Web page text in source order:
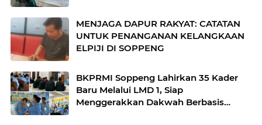
MENJAGA DAPUR RAKYAT: CATATAN
UNTUK PENANGANAN KELANGKAAN
ELPIJI DI SOPPENG
BKPRMI Soppeng Lahirkan 35 Kader
Baru Melalui LMD 1, Siap
Menggerakkan Dakwah Berbasis